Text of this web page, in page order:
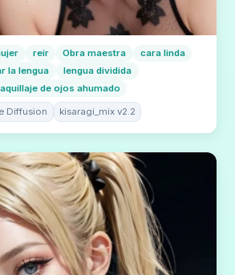
reír Obra maestra
cara linda
la lengua
lengua dividida
de ojos ahumado
Diffusion kisaragi_mix v2.2